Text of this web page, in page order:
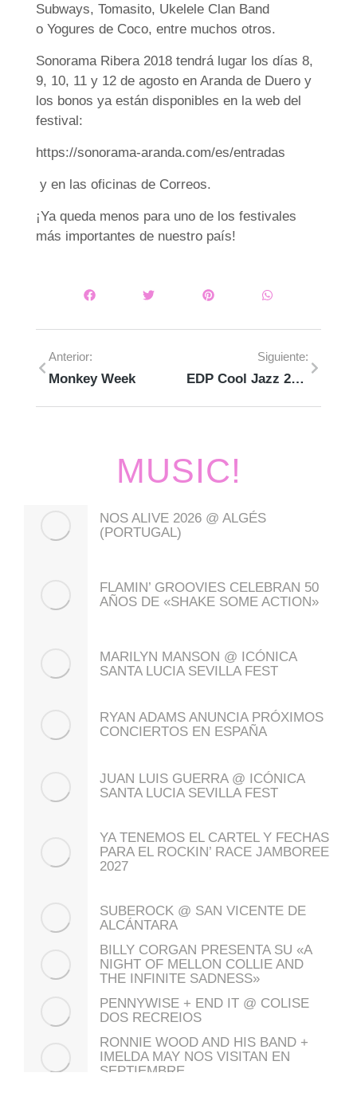
Subways, Tomasito, Ukelele Clan Band
o Yogures de Coco, entre muchos otros.
Sonorama Ribera 2018 tendrá lugar los días 8,
9, 10, 11 y 12 de agosto en Aranda de Duero y
los bonos ya están disponibles en la web del
festival:
https://sonorama-aranda.com/es/entradas
y en las oficinas de Correos.
¡Ya queda menos para uno de los festivales
más importantes de nuestro país!
Anterior:
Monkey Week
Siguiente:
EDP Cool Jazz 2018
MUSIC!
NOS ALIVE 2026 @ ALGÉS
(PORTUGAL)
FLAMIN’ GROOVIES CELEBRAN 50
AÑOS DE «SHAKE SOME ACTION»
MARILYN MANSON @ ICÓNICA
SANTA LUCIA SEVILLA FEST
RYAN ADAMS ANUNCIA PRÓXIMOS
CONCIERTOS EN ESPAÑA
JUAN LUIS GUERRA @ ICÓNICA
SANTA LUCIA SEVILLA FEST
YA TENEMOS EL CARTEL Y FECHAS
PARA EL ROCKIN’ RACE JAMBOREE
2027
SUBEROCK @ SAN VICENTE DE
ALCÁNTARA
BILLY CORGAN PRESENTA SU «A
NIGHT OF MELLON COLLIE AND
THE INFINITE SADNESS»
PENNYWISE + END IT @ COLISE
DOS RECREIOS
RONNIE WOOD AND HIS BAND +
IMELDA MAY NOS VISITAN EN
SEPTIEMBRE